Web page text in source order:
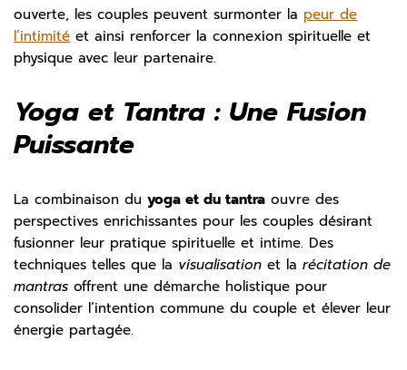
ouverte, les couples peuvent surmonter la peur de
l’intimité et ainsi renforcer la connexion spirituelle et
physique avec leur partenaire.
Yoga et Tantra : Une Fusion
Puissante
La combinaison du yoga et du tantra ouvre des
perspectives enrichissantes pour les couples désirant
fusionner leur pratique spirituelle et intime. Des
techniques telles que la visualisation et la récitation de
mantras offrent une démarche holistique pour
consolider l’intention commune du couple et élever leur
énergie partagée.